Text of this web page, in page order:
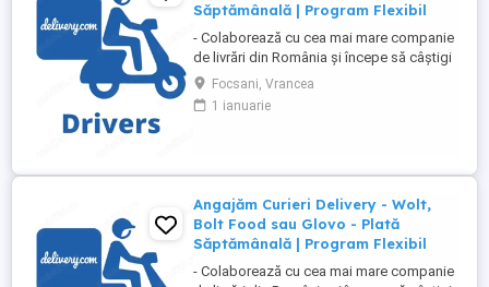
Săptămânală | Program Flexibil
- Colaborează cu cea mai mare companie
de livrări din România și începe să câștigi
rapid! - Cerințe: Minim 18 ani Mijloc de
transport propriu (mașină, scuter,
motocicletă sau bicicletă) Telefon mobil
atractive ...
Focsani, Vrancea
1 ianuarie
Angajăm Curieri Delivery - Wolt,
Bolt Food sau Glovo - Plată
Săptămânală | Program Flexibil
- Colaborează cu cea mai mare companie